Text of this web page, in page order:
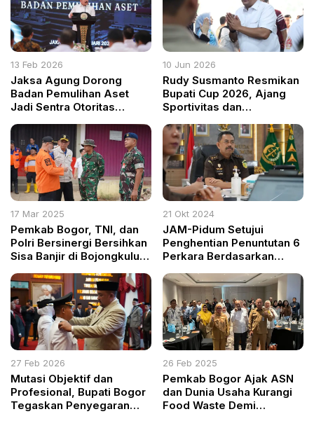
13 Feb 2026
Jaksa Agung Dorong
Badan Pemulihan Aset
Jadi Sentra Otoritas
10 Jun 2026
Rudy Susmanto Resmikan
Bupati Cup 2026, Ajang
Sportivitas dan
Kabupaten Bogor
17 Mar 2025
Pemkab Bogor, TNI, dan
Polri Bersinergi Bersihkan
Sisa Banjir di Bojongkulur,
Hari
21 Okt 2024
JAM-Pidum Setujui
Penghentian Penuntutan 6
Perkara Berdasarkan
27 Feb 2026
Mutasi Objektif dan
Profesional, Bupati Bogor
Tegaskan Penyegaran
26 Feb 2025
Pemkab Bogor Ajak ASN
dan Dunia Usaha Kurangi
Food Waste Demi